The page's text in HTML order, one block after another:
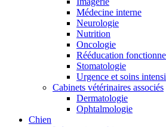
Médecine interne
Neurologie
Nutrition
Oncologie
Rééducation
Stomatologie
Urgence et soins
Cabinets vétérinaires associés
Dermatologie
Ophtalmologie
Chien